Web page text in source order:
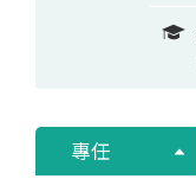
專任